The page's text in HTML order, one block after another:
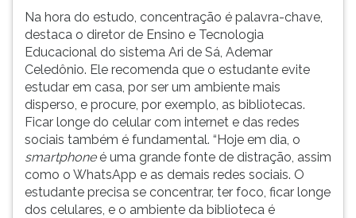
essa
instrução
novamente.
Na hora do estudo, concentração é palavra-chave,
destaca o diretor de Ensino e Tecnologia
Educacional do sistema Ari de Sá, Ademar
Celedônio. Ele recomenda que o estudante evite
estudar em casa, por ser um ambiente mais
disperso, e procure, por exemplo, as bibliotecas.
Ficar longe do celular com internet e das redes
sociais também é fundamental. “Hoje em dia, o
smartphoneé uma grande fonte de distração, assim
como o WhatsApp e as demais redes sociais. O
estudante precisa se concentrar, ter foco, ficar longe
dos celulares, e o ambiente da biblioteca é